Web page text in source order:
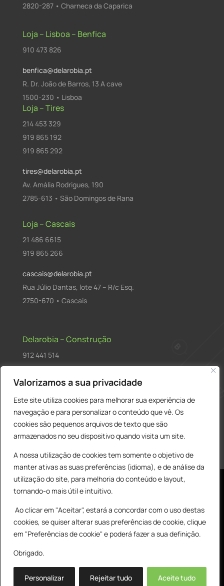
Valorizamos a sua privacidade
Este site utiliza cookies para melhorar sua experiência de
navegação e para personalizar o conteúdo que vê. Os
cookies são pequenos arquivos de texto que são
armazenados no seu dispositivo quando visita um site.
A nossa utilização de cookies tem somente o objetivo de
manter ativas as suas preferências (idioma), e de análise da
utilização do site, para melhoria do conteúdo e layout,
tornando-o mais útil e intuitivo.
Ao clicar em "Aceitar", estará a concordar com o uso destas
cookies, se quiser alterar suas preferências de cookie, clique
em "Preferências de cookie" e poderá fazer a sua definição.
Obrigado.
Personalizar Rejeitar tudo Aceite tudo
2820-287 • Charneca da Caparica
Loja – Lisboa – Benfica
910 473 826
benfica@delarobia.pt
R. Dr. João de Barros, 13 A cave
1500-230 • Lisboa
Loja – Tires
214 453 329
919 865 192
919 865 292
tires@delarobia.pt
Av. Amália Rodrigues, 190
2785-613 • São Domingos de Rana
Loja – Cascais
21 486 6615
919 865 266
cascais@delarobia.pt
Rua Júlio Dantas, lote 47 – R/c Esq.
2750-670 • Cascais
Delarobia – Construção
912 441 514
R. António Andrade, 1171
2820-287 • Charneca de Caparica
Products
search PESQUISAR
© All Copyright 2025 by Delarobia.pt 0